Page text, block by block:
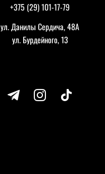
+375 (29) 101-17-79
ул. Данилы Сердича, 48А
ул. Бурдейного, 13
telegram instagram tiktok